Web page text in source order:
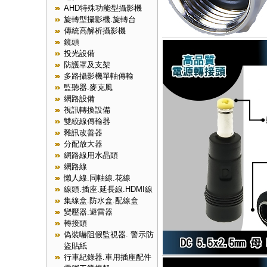
AHD特殊功能型攝影機
旋轉型攝影機.旋轉台
傳統高解析攝影機
鏡頭
投光設備
防護罩及支架
多路攝影機單軸傳輸
監聽器.麥克風
網路設備
視訊轉換設備
雙絞線傳輸器
雜訊改善器
分配放大器
網路線用水晶頭
網路線
懶人線.同軸線.花線
線頭.插座.延長線.HDMI線
集線盒.防水盒.配線盒
變壓器.避雷器
轉接頭
偽裝嚇阻假監視器. 警示防
盜貼紙
行車紀錄器.車用插座配件